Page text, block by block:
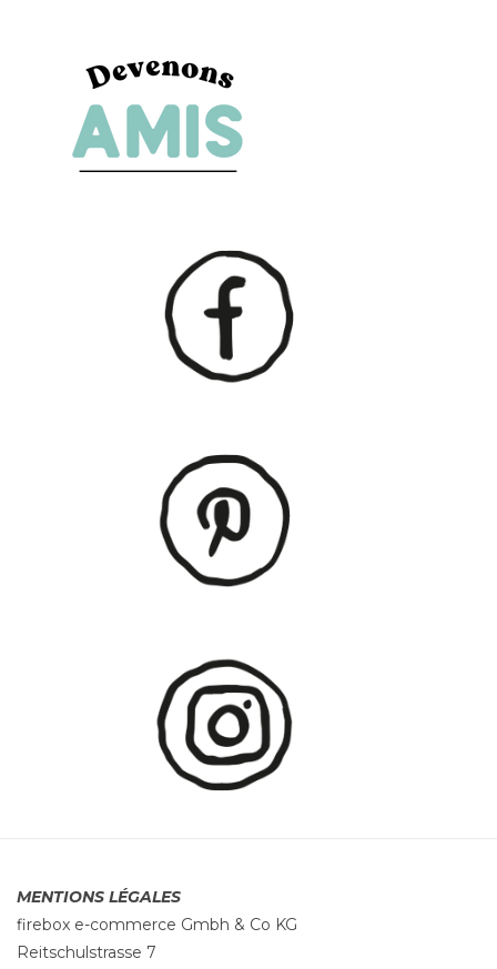
MENTIONS LÉGALES
firebox e-commerce Gmbh & Co KG
Reitschulstrasse 7